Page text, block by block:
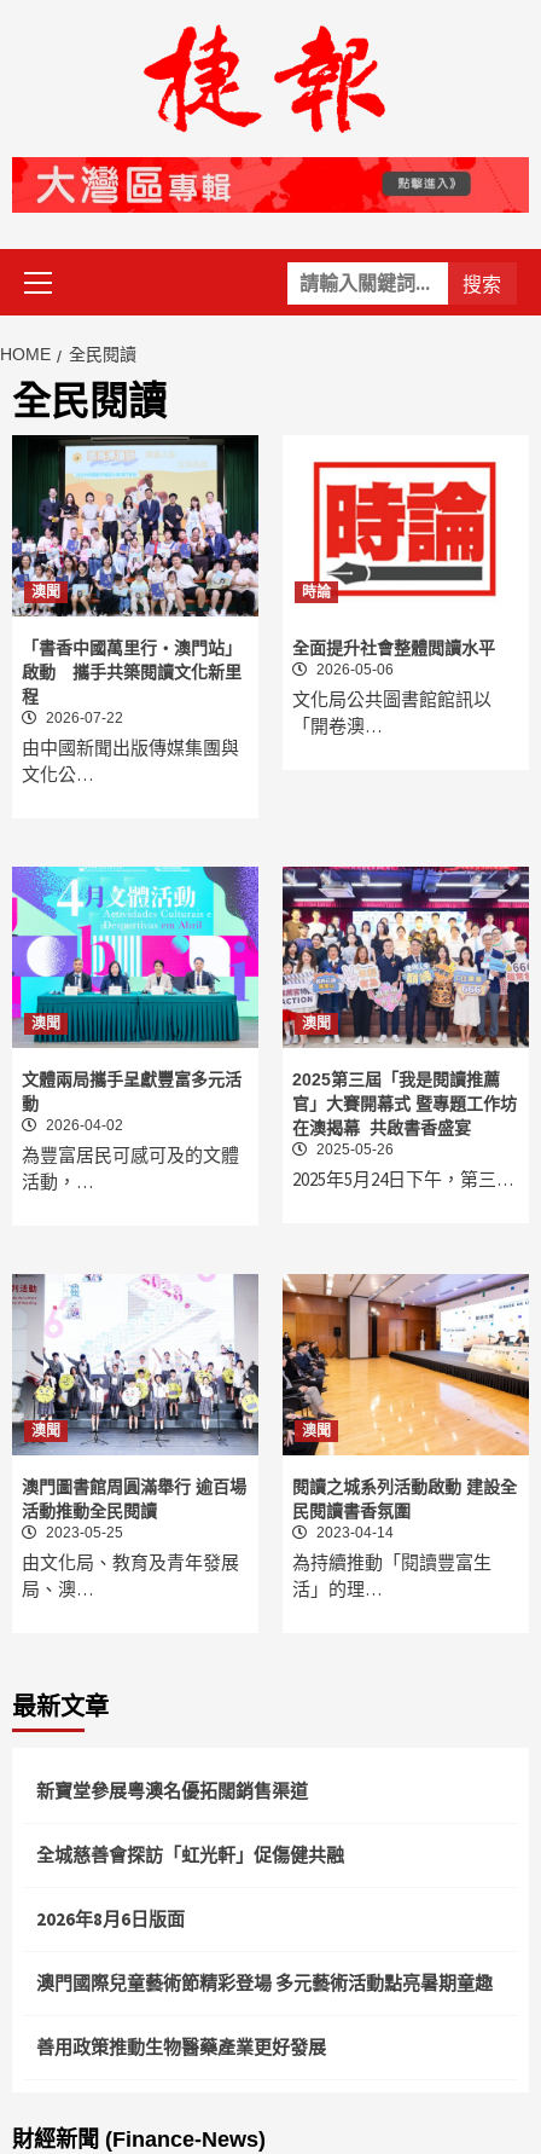
關
鍵
Primary
Menu
HOME 全民閱讀
全民閱讀
澳聞
「書香中國萬里行‧澳門站」
啟動 攜手共築閱讀文化新里
程
2026-07-22
由中國新聞出版傳媒集團與
文化公…
時論
全面提升社會整體閲讀水平
2026-05-06
文化局公共圖書館館訊以
「開卷澳…
澳聞
文體兩局攜手呈獻豐富多元活
動
2026-04-02
為豐富居民可感可及的文體
活動，…
澳聞
2025第三屆「我是閱讀推薦
官」大賽開幕式 暨專題工作坊
在澳揭幕 共啟書香盛宴
2025-05-26
2025年5月24日下午，第三…
澳聞
澳門圖書館周圓滿舉行 逾百場
活動推動全民閱讀
2023-05-25
由文化局、教育及青年發展
局、澳…
澳聞
閱讀之城系列活動啟動 建設全
民閱讀書香氛圍
2023-04-14
為持續推動「閱讀豐富生
活」的理…
最新文章
新寶堂參展粵澳名優拓闊銷售渠道
全城慈善會探訪「虹光軒」促傷健共融
2026年8月6日版面
澳門國際兒童藝術節精彩登場 多元藝術活動點亮暑期童趣
善用政策推動生物醫藥產業更好發展
財經新聞 (Finance-News)